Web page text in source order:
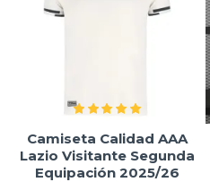
Camiseta Calidad AAA
Lazio Visitante Segunda
Equipación 2025/26